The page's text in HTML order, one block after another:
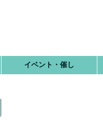
イベント・催し